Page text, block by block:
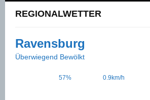
REGIONALWETTER
Ravensburg
Überwiegend Bewölkt
57% 0.9km/h